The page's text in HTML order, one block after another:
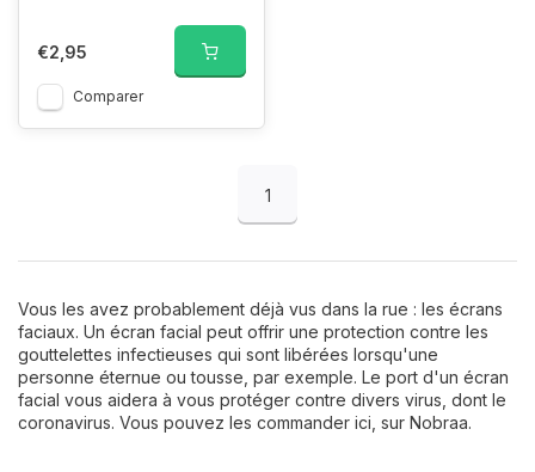
€2,95
Comparer
1
Vous les avez probablement déjà vus dans la rue : les écrans
faciaux. Un écran facial peut offrir une protection contre les
gouttelettes infectieuses qui sont libérées lorsqu'une
personne éternue ou tousse, par exemple. Le port d'un écran
facial vous aidera à vous protéger contre divers virus, dont le
coronavirus. Vous pouvez les commander ici, sur Nobraa.